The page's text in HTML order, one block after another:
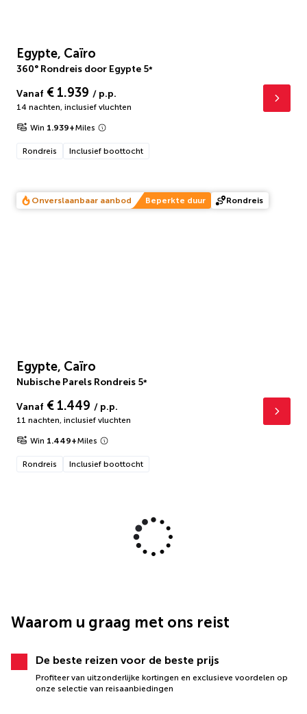
Egypte, Caïro
360° Rondreis door Egypte 5*
Vanaf € 1.939 / p.p.
14 nachten, inclusief vluchten
Win 1.939+Miles
Rondreis Inclusief boottocht
Onverslaanbaar aanbod Beperkte duur Rondreis
Egypte, Caïro
Nubische Parels Rondreis 5*
Vanaf € 1.449 / p.p.
11 nachten, inclusief vluchten
Win 1.449+Miles
Rondreis Inclusief boottocht
Waarom u graag met ons reist
De beste reizen voor de beste prijs
Profiteer van uitzonderlijke kortingen en exclusieve voordelen op
onze selectie van reisaanbiedingen